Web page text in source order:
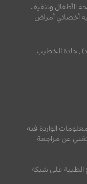
الأطفال وتثقيف
أخصائي أمراض
, جادة الخطيب.
الواردة فيه
عن مراجعة
الطبية على شبكة